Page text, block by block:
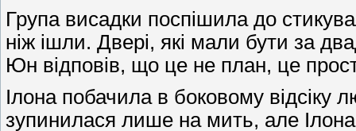
Група висадки поспішила до
ніж ішли. Двері, які мали бути за
Юн відповів, що це не план, це
Ілона побачила в боковому
зупинилася лише на мить, але